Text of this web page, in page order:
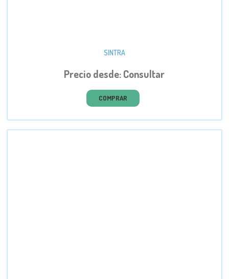
SINTRA
Precio desde: Consultar
COMPRAR